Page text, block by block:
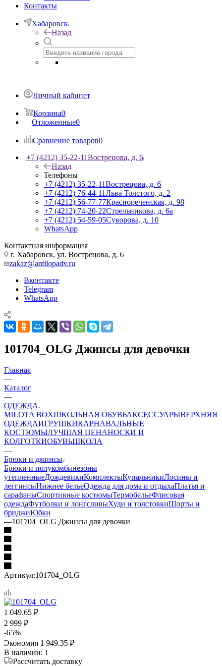
Контакты
Хабаровск
Назад
Личный кабинет
Корзина0
Отложенные0
Сравнение товаров0
+7 (4212) 35-22-11Вострецова, д. 6
Назад
Телефоны
+7 (4212) 35-22-11Вострецова, д. 6
+7 (4212) 76-44-11Льва Толстого, д. 2
+7 (4212) 56-77-77Краснореченская, д. 98
+7 (4212) 74-20-22Стрельникова, д. 6а
+7 (4212) 54-59-05Суворова, д. 10
WhatsApp
Контактная информация
г. Хабаровск, ул. Вострецова, д. 6
zakaz@antilopadv.ru
Вконтакте
Telegram
WhatsApp
101704_OLG Джинсы для девочки
Главная
—
Каталог
—
ОДЕЖДА
MILOTA BOXШКОЛЬНАЯ ОБУВЬАКСЕССУАРЫВЕРХНЯЯ
ОДЕЖДАИГРУШКИКАРНАВАЛЬНЫЕ
КОСТЮМЫЛУЧШАЯ ЦЕНАНОСКИ И
КОЛГОТКИОБУВЬШКОЛА
—
Брюки и джинсы
Брюки и полукомбинезоны
утепленныеДождевикиКомплектыКупальникиЛосины и
леггинсыНижнее бельеОдежда для дома и отдыхаПлатья и
сарафаныСпортивные костюмыТермобельеФлисовая
одеждаФутболки и лонгсливыХуди и толстовкиШорты и
бриджиЮбки
—101704_OLG Джинсы для девочки
Артикул:101704_OLG
1 049.65 ₽
2 999 ₽
-65%
Экономия 1 949.35 ₽
В наличии: 1
Рассчитать доставку